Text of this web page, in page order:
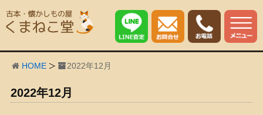
HOME 2022年12月
2022年12月